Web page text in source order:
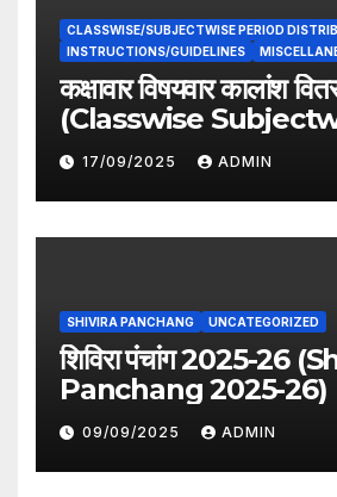
CLASSWISE/SUBJECTWISE PERIOD
INSTRUCTIONS/GUIDELINES
कक्षावार विषयवार कालांश
(Classwise
period distribution)
17/09/2025 ADMIN
SHIVIRA PANCHANG UNCATEGORIZED
शिविरा पंचांग 2025-26
Panchang 2025-26)
09/09/2025 ADMIN